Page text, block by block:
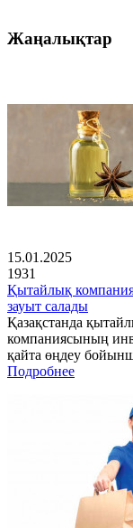
Жаңалықтар
15.01.2025
1931
Қытайлық компания
зауыт салады
Қазақстанда
компаниясының
қайта өңдеу
Подробнее